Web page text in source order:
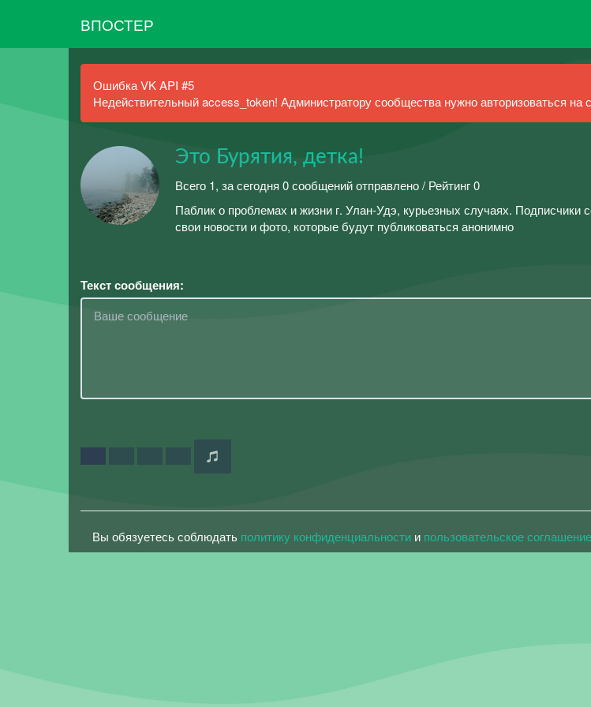
ВПОСТЕР
Ошибка VK API #5
Недействительный access_token! Администратору сообщества нужно авторизоваться на
Это Бурятия, детка!
Всего 1, за сегодня 0 сообщений отправлено / Рейтинг 0
Паблик о проблемах и жизни г. Улан-Удэ, курьезных случаях. Подписчики
свои новости и фото, которые будут публиковаться анонимно
Текст сообщения:
Вы обязуетесь соблюдать политику конфиденциальности и пользовательское соглашение